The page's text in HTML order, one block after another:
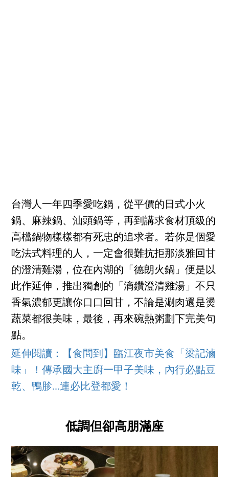
台灣人一年四季愛吃鍋，從平價的日式小火
鍋、麻辣鍋、汕頭鍋等，再到講求食材頂級的
高檔鍋物樣樣都有死忠的追求者。若你是個愛
吃法式料理的人，一定會很難抗拒那淡雅回甘
的澄清雞湯，位在內湖的「德朗火鍋」便是以
此作延伸，推出獨創的「滴鑽澄清雞湯」不只
香氣濃郁更讓你口口回甘，不論是涮肉還是燙
蔬菜都很美味，最後，再來碗熱粥劃下完美句
點。
延伸閱讀：【食間到】臨江夜市美食「梁記滷
味」！傳承國大主廚一甲子美味，內行必點豆
乾、鴨胗...連必比登都愛！
低調但卻高朋滿座